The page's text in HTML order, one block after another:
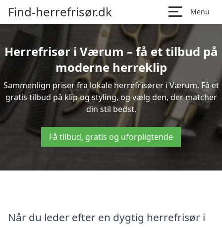
Find-herrefrisør.dk Menu
Herrefrisør i Værum – få et tilbud på
moderne herreklip
Sammenlign priser fra lokale herrefrisører i Værum. Få et
gratis tilbud på klip og styling, og vælg den, der matcher
din stil bedst.
Få tilbud, gratis og uforpligtende
Når du leder efter en dygtig herrefrisør i